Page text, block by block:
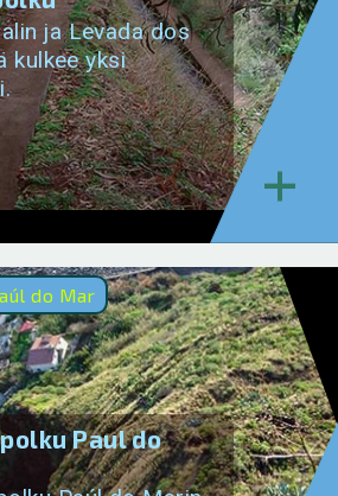
ja Levada dos
kulkee yksi
+
do Mar
Paul do